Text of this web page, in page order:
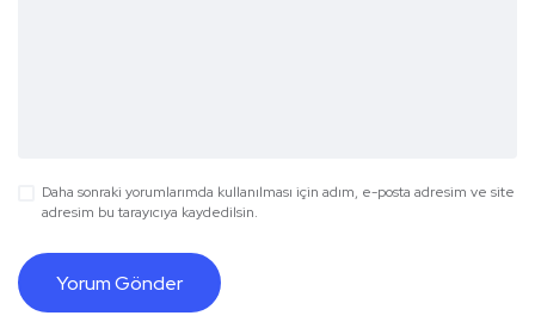
Daha sonraki yorumlarımda kullanılması için adım, e-posta adresim ve site
adresim bu tarayıcıya kaydedilsin.